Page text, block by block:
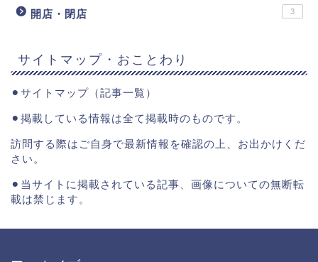
開店・閉店 3
サイトマップ・おことわり
⚫︎ サイトマップ（記事一覧）
⚫︎掲載している情報は全て掲載時のものです。
訪問する際はご自身で最新情報を確認の上、お出かけくだ
さい。
⚫︎当サイトに掲載されている記事、画像についての無断転
載は禁じます。